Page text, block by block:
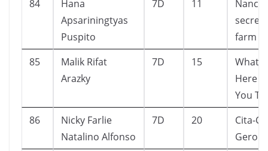
84
Hana
Apsariningtyas
Puspito
7D 11
Nancy
secret
farm
85
Malik Rifat
Arazky
7D 15
What
Here
You
86
Nicky Farlie
Natalino Alfonso
7D 20
Cita-